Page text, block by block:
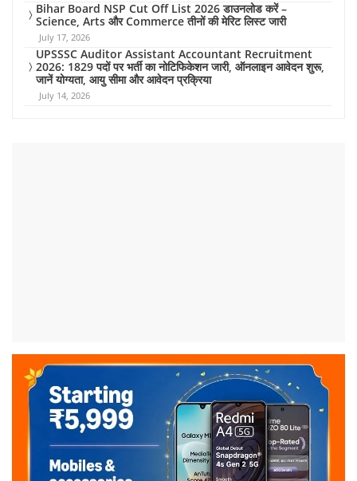
Bihar Board NSP Cut Off List 2026 डाउनलोड करें –
Science, Arts और Commerce तीनों की मेरिट लिस्ट जारी
July 17, 2026
UPSSSC Auditor Assistant Accountant Recruitment
2026: 1829 पदों पर भर्ती का नोटिफिकेशन जारी, ऑनलाइन आवेदन शुरू,
जानें योग्यता, आयु सीमा और आवेदन प्रक्रिया
July 14, 2026